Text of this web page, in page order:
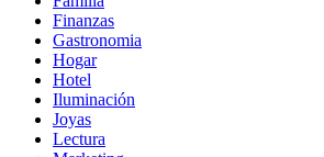
Finanzas
Gastronomia
Hogar
Hotel
Iluminación
Joyas
Lectura